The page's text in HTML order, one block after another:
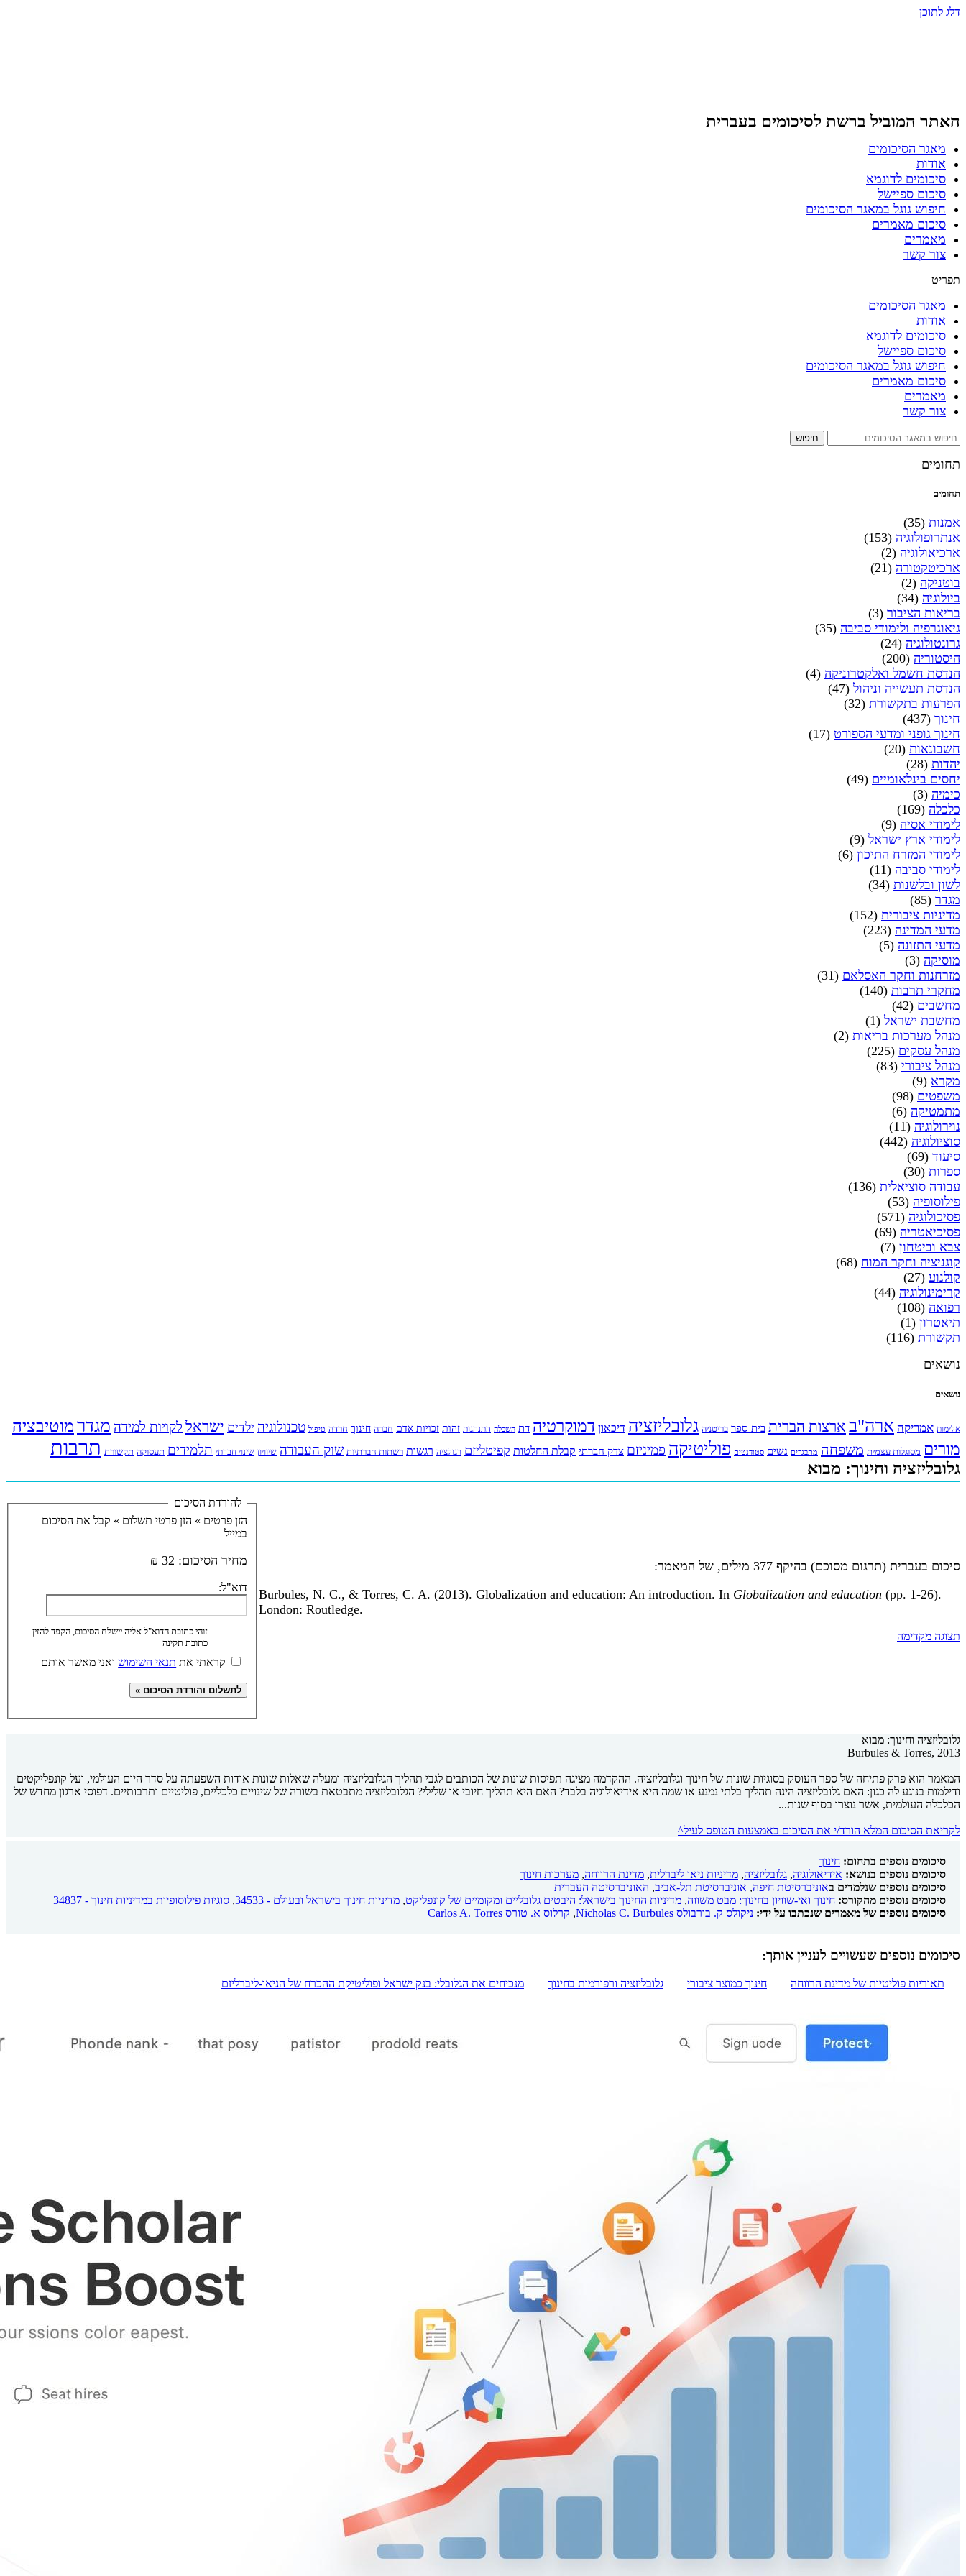
דלג לתוכן
האתר המוביל ברשת לסיכומים בעברית
מאגר הסיכומים
אודות
סיכומים לדוגמא
סיכום ספיישל
חיפוש גוגל במאגר הסיכומים
סיכום מאמרים
מאמרים
צור קשר
תפריט
מאגר הסיכומים
אודות
סיכומים לדוגמא
סיכום ספיישל
חיפוש גוגל במאגר הסיכומים
סיכום מאמרים
מאמרים
צור קשר
חיפוש
תחומים
תחומים
אמנות (35)
אנתרופולוגיה (153)
ארכיאולוגיה (2)
ארכיטקטורה (21)
בוטניקה (2)
ביולוגיה (34)
בריאות הציבור (3)
גיאוגרפיה ולימודי סביבה (35)
גרונטולוגיה (24)
היסטוריה (200)
הנדסת חשמל ואלקטרוניקה (4)
הנדסת תעשייה וניהול (47)
הפרעות בתקשורת (32)
חינוך (437)
חינוך גופני ומדעי הספורט (17)
חשבונאות (20)
יהדות (28)
יחסים בינלאומיים (49)
כימיה (3)
כלכלה (169)
לימודי אסיה (9)
לימודי ארץ ישראל (9)
לימודי המזרח התיכון (6)
לימודי סביבה (11)
לשון ובלשנות (34)
מגדר (85)
מדיניות ציבורית (152)
מדעי המדינה (223)
מדעי התזונה (5)
מוסיקה (3)
מזרחנות וחקר האסלאם (31)
מחקרי תרבות (140)
מחשבים (42)
מחשבת ישראל (1)
מנהל מערכות בריאות (2)
מנהל עסקים (225)
מנהל ציבורי (83)
מקרא (9)
משפטים (98)
מתמטיקה (6)
נוירולוגיה (11)
סוציולוגיה (442)
סיעוד (69)
ספרות (30)
עבודה סוציאלית (136)
פילוסופיה (53)
פסיכולוגיה (571)
פסיכיאטריה (69)
צבא וביטחון (7)
קוגניציה וחקר המוח (68)
קולנוע (27)
קרימינולוגיה (44)
רפואה (108)
תיאטרון (1)
תקשורת (116)
נושאים
נושאים
אלימות אמריקה ארה"ב ארצות הברית בית ספר בריטניה גלובליזציה דיכאון דמוקרטיה דת השכלה התנהגות זהות זכויות אדם חברה חינוך חרדה טיפול טכנולוגיה ילדים ישראל לקויות למידה מגדרמוטיבציה
מורים מסוגלות עצמית משפחה מתבגרים נשים סטודנטים פוליטיקה פמיניזם צדק חברתי קבלת החלטות קפיטליזם רגולציה רגשות רשתות חברתיות שוק העבודה שיוויון שינוי חברתי תלמידים תעסוקה תקשורת תרבות
גלובליזציה וחינוך: מבוא
סיכום בעברית (תרגום מסוכם) בהיקף 377 מילים, של המאמר:
Burbules, N. C., & Torres, C. A. (2013). Globalization and education: An introduction. In Globalization and education (pp. 1-26).
תצוגה מקדימה
להורדת הסיכום
הזן פרטים » הזן פרטי תשלום » קבל את הסיכום
במייל
מחיר הסיכום: 32 ₪
דוא"ל:
זוהי כתובת הדוא"ל אליה יישלח הסיכום, הקפד להזין
כתובת תקינה
תנאי השימושואני מאשר אותם
גלובליזציה וחינוך: מבוא
Burbules & Torres, 2013
המאמר הוא פרק פתיחה של ספר העוסק בסוגיות שונות של חינוך וגלובליזציה. ההקדמה מציגה תפיסות שונות של הכותבים לגבי תהליך הגלובליזציה ומעלה שאלות שונות אודות השפעתה על סדר היום העולמי, ועל קונפליקטים
ודילמות בנוגע לה כגון: האם גלובליזציה הינה תהליך בלתי נמנע או שמה היא אידיאולוגיה בלבד? האם היא תהליך חיובי או שלילי? הגלובליזציה מתבטאת בשורה של שינויים כלכליים, פוליטיים ותרבותיים. דפוסי ארגון מחדש של
הכלכלה העולמית, אשר נוצרו בסוף שנות...
לקריאת הסיכום המלא הורד/י את הסיכום באמצעות הטופס לעיל^
סיכומים נוספים בתחום: חינוך
סיכומים נוספים בנושא: אידיאולוגיה, גלובליזציה, מדיניות ניאו ליברלית, מדינת הרווחה, מערכות חינוך
סיכומים נוספים שנלמדים באוניברסיטת חיפה, אוניברסיטת תל-אביב, האוניברסיטה העברית
סיכומים נוספים מהקורס: חינוך ואי-שוויון בחינוך: מבט משווה, מדיניות החינוך בישראל: היבטים גלובליים ומקומיים של קונפליקט, מדיניות חינוך בישראל ובעולם - 34533 , סוגיות פילוסופיות במדיניות חינוך - 34837
סיכומים נוספים של מאמרים שנכתבו על ידי: ניקולס ק. בורבולס Nicholas C. Burbules , קרלוס א. טורס Carlos A. Torres
סיכומים נוספים שעשויים לעניין אותך:
תאוריות פוליטיות של מדינת הרווחה חינוך כמוצר ציבורי גלובליזציה ורפורמות בחינוך מנכיחים את הגלובלי: בנק ישראל ופוליטיקת ההכרח של הניאו-ליברליזם